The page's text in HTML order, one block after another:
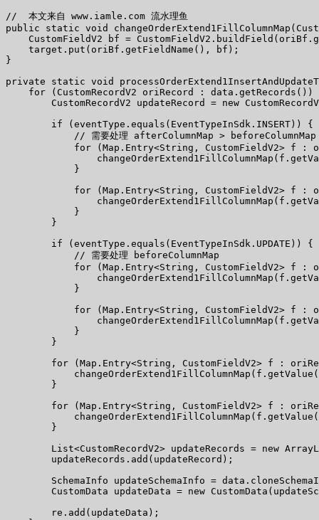
//  本文来自 www.iamle.com 流水理鱼
public static void
CustomFieldV2 bf =
    target.put(oriBf.getFieldName(), bf);
}
private static void
for (CustomRecordV2 oriRecord : data.getRecords())
CustomRecordV2 updateRecord = new
        if (eventType.equals(EventTypeInSdk.INSERT)) {
            // 需要处理 afterColumnMap > beforeColumnMap
for (Map.Entry<String, CustomFieldV2> f :
            }
for (Map.Entry<String, CustomFieldV2> f :
            }
        }
        if (eventType.equals(EventTypeInSdk.UPDATE)) {
            // 需要处理 beforeColumnMap
for (Map.Entry<String, CustomFieldV2> f :
            }
for (Map.Entry<String, CustomFieldV2> f :
            }
        }
for (Map.Entry<String, CustomFieldV2> f :
        }
for (Map.Entry<String, CustomFieldV2> f :
        }
List<CustomRecordV2> updateRecords = new
        updateRecords.add(updateRecord);
SchemaInfo updateSchemaInfo =
CustomData updateData = new
        re.add(updateData);